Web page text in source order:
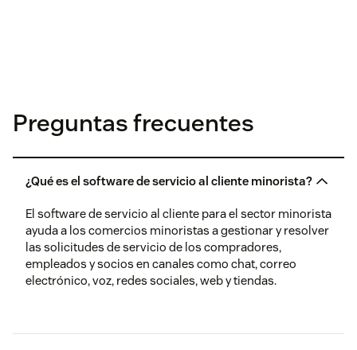
Preguntas frecuentes
¿Qué es el software de servicio al cliente minorista?
El software de servicio al cliente para el sector minorista
ayuda a los comercios minoristas a gestionar y resolver
las solicitudes de servicio de los compradores,
empleados y socios en canales como chat, correo
electrónico, voz, redes sociales, web y tiendas.